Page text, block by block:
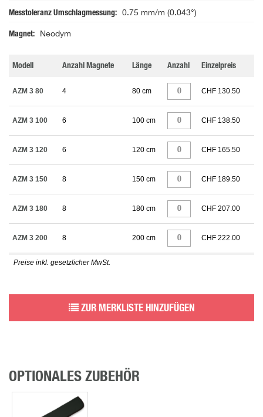
Messtoleranz Umschlagmessung 0.75 mm/m (0.043°)
Magnet Neodym
Modell Anzahl Magnete Länge Anzahl Einzelpreis
AZM 3 80 4 80 cm CHF 130.50
AZM 3 100 6 100 cm CHF 138.50
AZM 3 120 6 120 cm CHF 165.50
AZM 3 150 8 150 cm CHF 189.50
AZM 3 180 8 180 cm CHF 207.00
AZM 3 200 8 200 cm CHF 222.00
Preise inkl. gesetzlicher MwSt.
ZUR MERKLISTE HINZUFÜGEN
OPTIONALES ZUBEHÖR